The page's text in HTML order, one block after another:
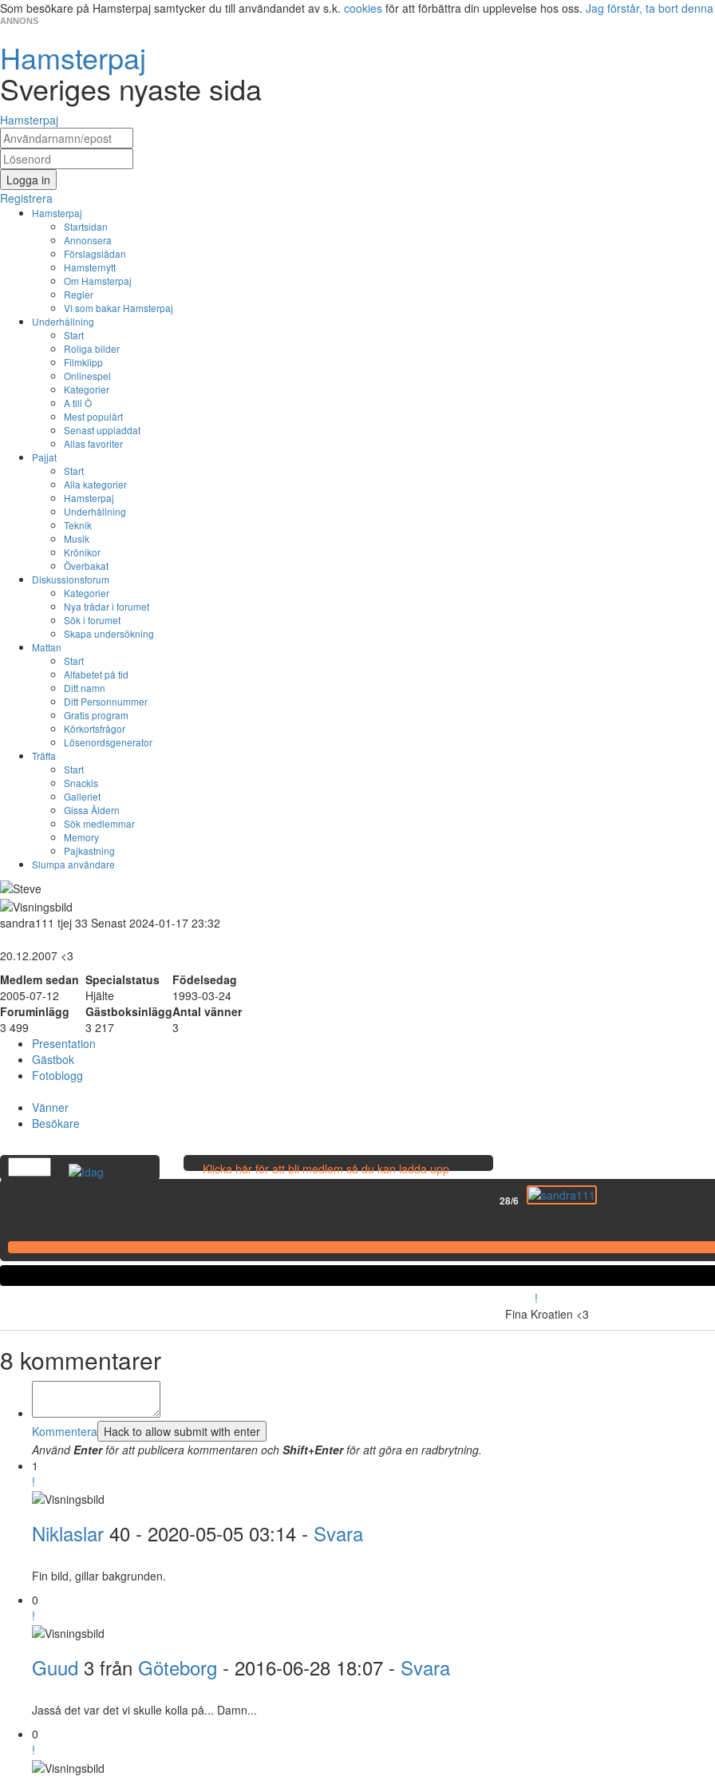
Som besökare på Hamsterpaj samtycker du till användandet av s.k. cookies för att förbättra din upplevelse hos oss. Jag förstår, ta bort
ANNONS
Hamsterpaj
Sveriges nyaste sida
Hamsterpaj
Logga in
Registrera
Hamsterpaj
Startsidan
Annonsera
Förslagslådan
Hamsternytt
Om Hamsterpaj
Regler
Vi som bakar Hamsterpaj
Underhållning
Start
Roliga bilder
Filmklipp
Onlinespel
Kategorier
A till Ö
Mest populärt
Senast uppladdat
Allas favoriter
Pajjat
Start
Alla kategorier
Hamsterpaj
Underhållning
Teknik
Musik
Krönikor
Överbakat
Diskussionsforum
Kategorier
Nya trådar i forumet
Sök i forumet
Skapa undersökning
Mattan
Start
Alfabetet på tid
Ditt namn
Ditt Personnummer
Gratis program
Körkortsfrågor
Lösenordsgenerator
Träffa
Start
Snackis
Galleriet
Gissa Åldern
Sök medlemmar
Memory
Pajkastning
Slumpa användare
sandra111 tjej 33 Senast 2024-01-17 23:32
20.12.2007 <3
Medlem sedan Specialstatus
Födelsedag
2005-07-12
Hjälte
1993-03-24
Foruminlägg
GästboksinläggAntal vänner
3 499
3 217
3
Presentation
Gästbok
Fotoblogg
Vänner
Besökare
Klicka här för att bli medlem så du kan ladda upp
egna bilder!
28/6
!
Fina Kroatien <3
8 kommentarer
Kommentera
AnvändEnterför att publicera kommentaren och Shift+Enterför att göra en radbrytning.
1
!
Niklaslar 40 - 2020-05-05 03:14 - Svara
Fin bild, gillar bakgrunden.
0
!
Guud 3 från Göteborg - 2016-06-28 18:07 - Svara
Jasså det var det vi skulle kolla på... Damn...
0
!